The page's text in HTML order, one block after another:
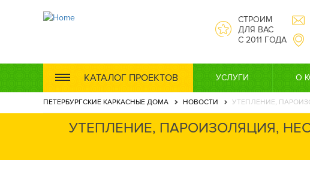
СТРОИМ
ДЛЯ ВАС
С 2011 ГОДА
КАТАЛОГ ПРОЕКТОВ УСЛУГИ О
ПЕТЕРБУРГСКИЕ КАРКАСНЫЕ ДОМА НОВОСТИ УТЕПЛЕНИЕ,
УТЕПЛЕНИЕ, ПАРОИЗОЛЯЦИЯ,